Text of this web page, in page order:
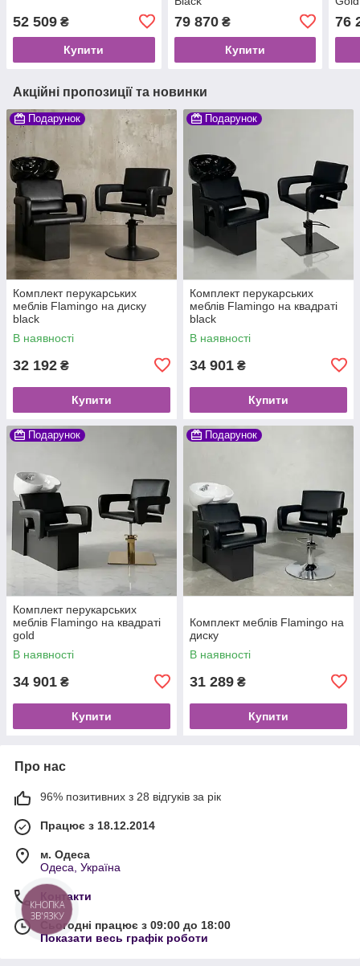
52 509 ₴
Купити
79 870₴
Купити
76
Акційні пропозиції та новинки
Подарунок
Комплект перукарських
меблів Flamingo на диску
black
В наявності
32 192 ₴
Купити
Подарунок
Комплект перукарських
меблів Flamingo на квадраті
black
В наявності
34 901 ₴
Купити
Подарунок
Комплект перукарських
меблів Flamingo на квадраті
gold
В наявності
34 901 ₴
Купити
Подарунок
Комплект меблів Flamingo на
диску
В наявності
31 289 ₴
Купити
Про нас
96% позитивних з 28 відгуків за рік
Працює з 18.12.2014
м. Одеса
Одеса, Україна
Контакти
Сьогодні працює з 09:00 до 18:00
Показати весь графік роботи
КНОПКА
ЗВ'ЯЗКУ